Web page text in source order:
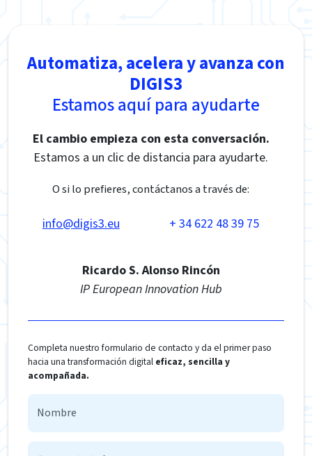
Automatiza, acelera y avanza con
DIGIS3
Estamos aquí para ayudarte
El cambio empieza con esta conversación.
Estamos a un clic de distancia para ayudarte.
O si lo prefieres, contáctanos a través de:
info@digis3.eu + 34 622 48 39 75
Ricardo S. Alonso Rincón
IP European Innovation Hub
Completa nuestro formulario de contacto y da el primer paso
hacia una transformación digital eficaz, sencilla y
acompañada.